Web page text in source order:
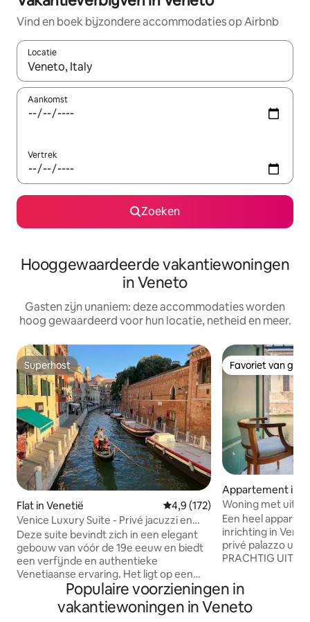
Vind en boek bijzondere accommodaties op Airbnb
Locatie
Wanneer er resultaten beschikbaar zijn, maak je een keuze
Aankomst
Vertrek
Zoeken
Hooggewaardeerde vakantiewoningen
in Veneto
Gasten zijn unaniem: deze accommodaties worden
hoog gewaardeerd voor hun locatie, netheid en meer.
Superhost
Superhost
Flat in Venetië Gemiddelde beoordeling van
4,9 (172)
Venice Luxury Suite - Privé jacuzzi en
design
Deze suite bevindt zich in een elegant
gebouw van vóór de 19e eeuw en biedt
een verfijnde en authentieke
Venetiaanse ervaring. Het ligt op een
steenworp afstand van het Canal
Grande, op vijf minuten lopen van
Piazzale Roma (busstation) en het
Favoriet van
Favoriet van
Appartement in
Woning met
Een heel
inrichting in
privé palazzo uit
PRACHTIG
grote slaapkamer met een queensize
bed. De badkamer is ruim en voorzien
van een grote
Populaire voorzieningen in
vakantiewoningen in Veneto